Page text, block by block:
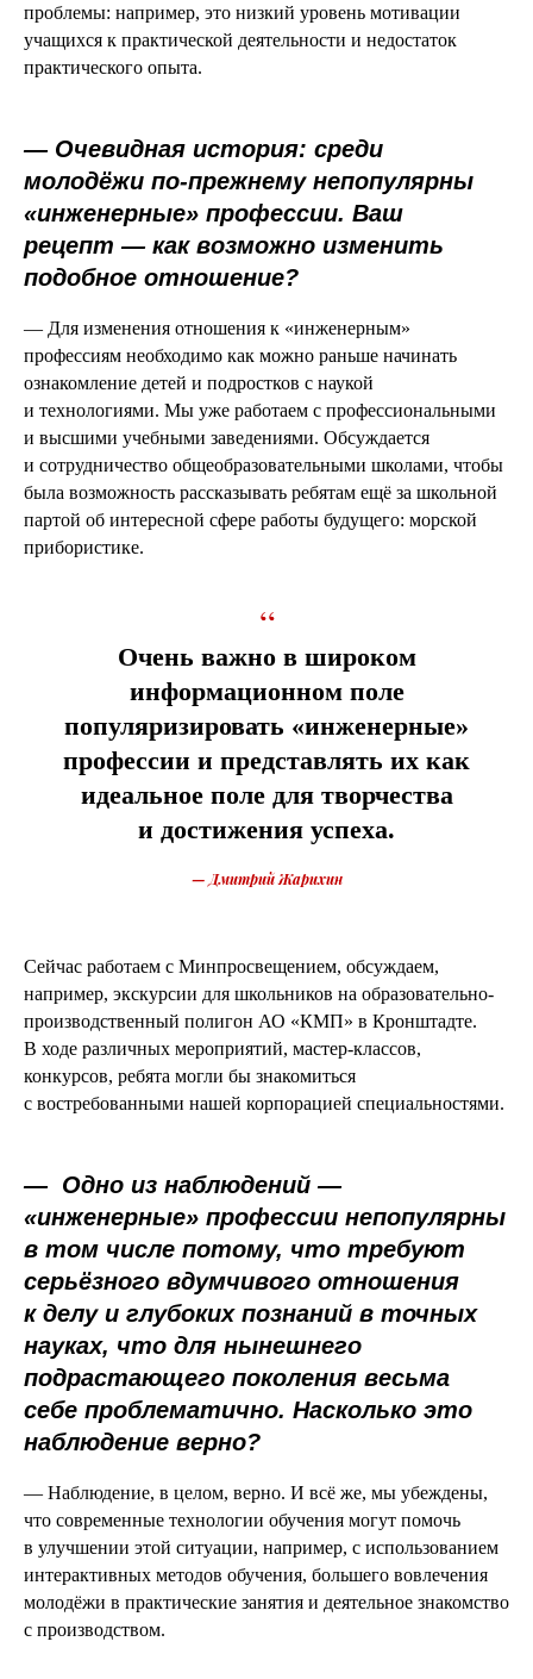
проблемы: например, это низкий уровень мотивации
учащихся к практической деятельности и недостаток
практического опыта.
— Очевидная история: среди
молодёжи по-прежнему непопулярны
«инженерные» профессии. Ваш
рецепт — как возможно изменить
подобное отношение?
— Для изменения отношения к «инженерным»
профессиям необходимо как можно раньше начинать
ознакомление детей и подростков с наукой
и технологиями. Мы уже работаем с профессиональными
и высшими учебными заведениями. Обсуждается
и сотрудничество общеобразовательными школами, чтобы
была возможность рассказывать ребятам ещё за школьной
партой об интересной сфере работы будущего: морской
прибористике.
“
Очень важно в широком
информационном поле
популяризировать «инженерные»
профессии и представлять их как
идеальное поле для творчества
и достижения успеха.
— Дмитрий Жарихин
Сейчас работаем с Минпросвещением, обсуждаем,
например, экскурсии для школьников на образовательно-
производственный полигон АО «КМП» в Кронштадте.
В ходе различных мероприятий, мастер-классов,
конкурсов, ребята могли бы знакомиться
с востребованными нашей корпорацией специальностями.
— Одно из наблюдений —
«инженерные» профессии непопулярны
в том числе потому, что требуют
серьёзного вдумчивого отношения
к делу и глубоких познаний в точных
науках, что для нынешнего
подрастающего поколения весьма
себе проблематично. Насколько это
наблюдение верно?
— Наблюдение, в целом, верно. И всё же, мы убеждены,
что современные технологии обучения могут помочь
в улучшении этой ситуации, например, с использованием
интерактивных методов обучения, большего вовлечения
молодёжи в практические занятия и деятельное знакомство
с производством.